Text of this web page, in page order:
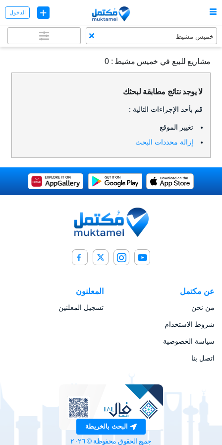
+ الدخول
خميس مشيط
مشاريع للبيع في خميس مشيط : 0
لا يوجد نتائج مطابقة لبحثك
قم بأحد الإجراءات التالية :
تغيير الموقع
إزالة محددات البحث
عن مكتمل
من نحن
شروط الاستخدام
سياسة الخصوصية
اتصل بنا
المعلنون
تسجيل المعلنين
جميع الحقوق محفوظة ©٢٠٢٦
البحث بالخريطة